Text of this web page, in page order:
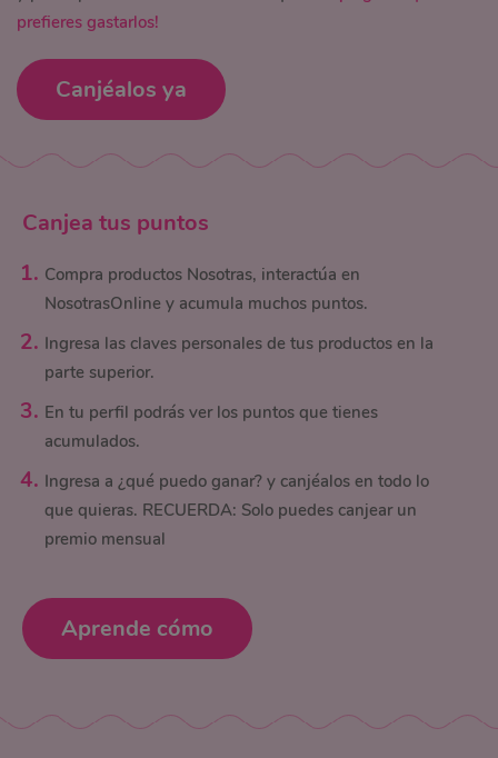
prefieres gastarlos!
Canjéalos ya
Canjea tus puntos
Compra productos Nosotras, interactúa en
NosotrasOnline y acumula muchos puntos.
Ingresa las claves personales de tus productos en la
parte superior.
En tu perfil podrás ver los puntos que tienes
acumulados.
Ingresa a ¿qué puedo ganar? y canjéalos en todo lo
que quieras. RECUERDA: Solo puedes canjear un
premio mensual
Aprende cómo